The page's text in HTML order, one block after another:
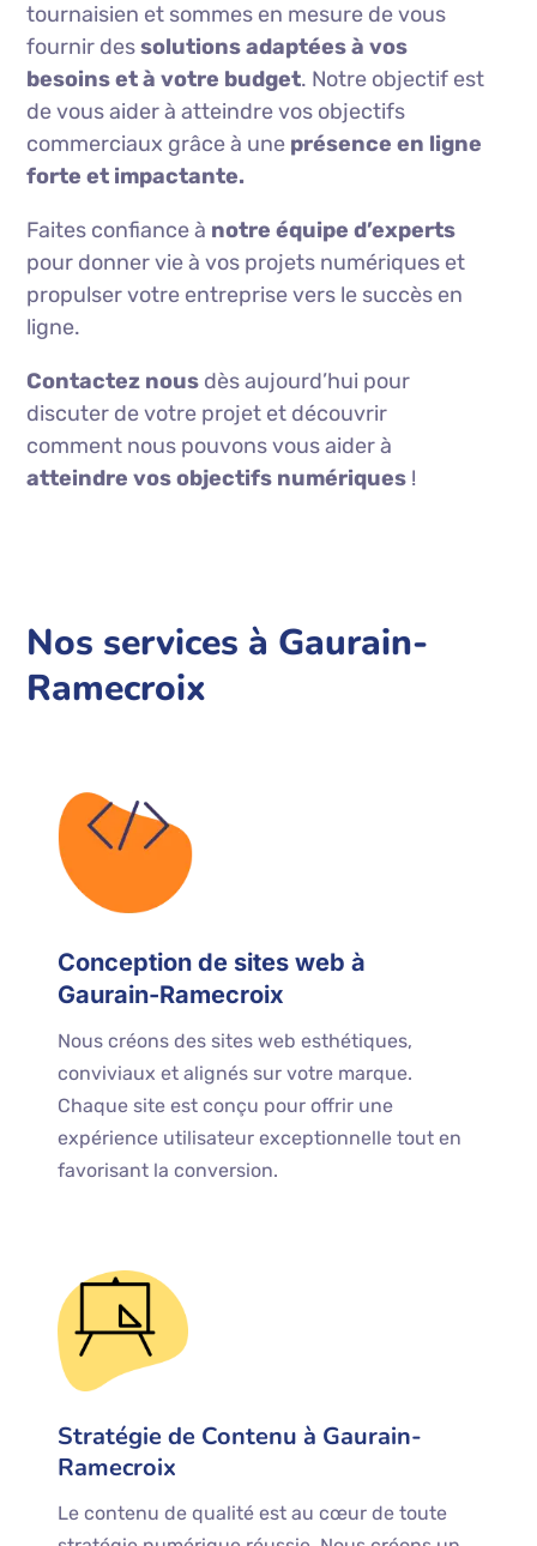
tournaisien et sommes en mesure de vous
fournir dessolutions adaptées à vos
besoins et à votre budget. Notre objectif est
de vous aider à atteindre vos objectifs
commerciaux grâce à une présence en ligne
forte et impactante.
Faites confiance à notre équipe d’experts
pour donner vie à vos projets numériques et
propulser votre entreprise vers le succès en
ligne.
Contactez nous dès aujourd’hui pour
discuter de votre projet et découvrir
comment nous pouvons vous aider à
atteindre vos objectifs numériques !
Nos services à Gaurain-
Ramecroix
Conception de sites web à
Gaurain-Ramecroix
Nous créons des sites web esthétiques,
conviviaux et alignés sur votre marque.
Chaque site est conçu pour offrir une
expérience utilisateur exceptionnelle tout en
favorisant la conversion.
Stratégie de Contenu à Gaurain-
Ramecroix
Le contenu de qualité est au cœur de toute